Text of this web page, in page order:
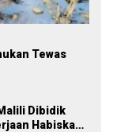
Tewas
Dibidik
Habiskan